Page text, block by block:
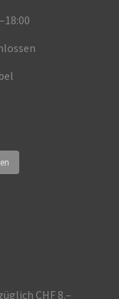
CHF 8.–